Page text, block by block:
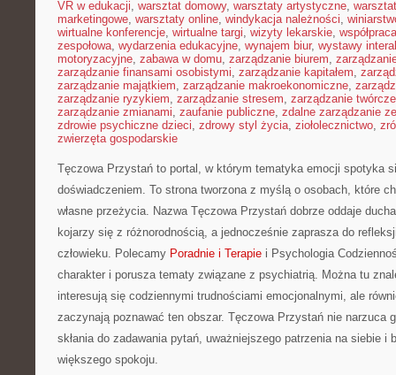
VR w edukacji, warsztat domowy, warsztaty artystyczne,
marketingowe, warsztaty online, windykacja należności,
wirtualne konferencje, wirtualne targi, wizyty lekarskie,
zespołowa, wydarzenia edukacyjne, wynajem biur, wystawy
motoryzacyjne, zabawa w domu, zarządzanie biurem,
zarządzanie finansami osobistymi, zarządzanie kapitałem,
zarządzanie majątkiem, zarządzanie makroekonomiczne,
zarządzanie ryzykiem, zarządzanie stresem, zarządzanie twórcze
zarządzanie zmianami, zaufanie publiczne, zdalne zarządzanie
zdrowie psychiczne dzieci, zdrowy styl życia, ziołolecznictwo,
zwierzęta gospodarskie
Tęczowa Przystań to portal, w którym tematyka emocji spotyka
doświadczeniem. To strona tworzona z myślą o osobach, które
własne przeżycia. Nazwa Tęczowa Przystań dobrze oddaje
kojarzy się z różnorodnością, a jednocześnie zaprasza do
człowieku. Polecamy Poradnie i Terapie i Psychologia
charakter i porusza tematy związane z psychiatrią. Można tu
interesują się codziennymi trudnościami emocjonalnymi, ale
zaczynają poznawać ten obszar. Tęczowa Przystań nie narzuca
skłania do zadawania pytań, uważniejszego patrzenia na siebie i
większego spokoju.